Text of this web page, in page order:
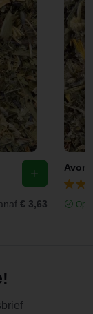
€ 3,63 Op